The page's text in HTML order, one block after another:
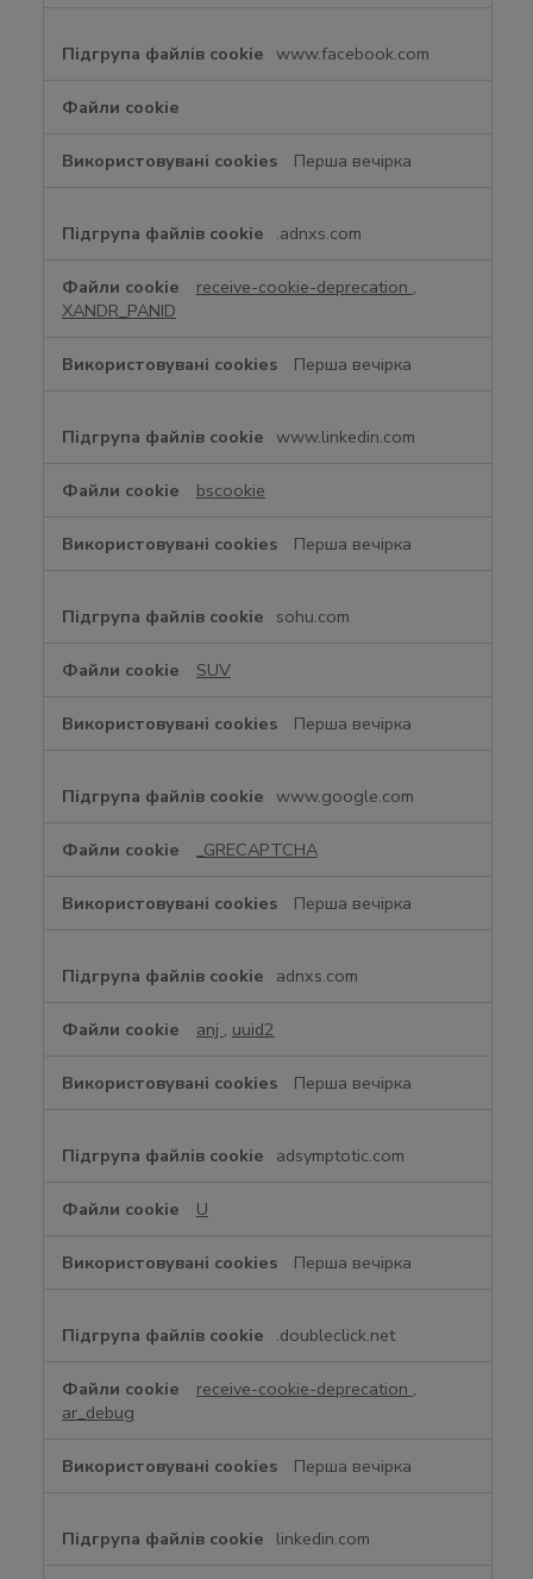
www.facebook.com
Перша вечірка
.adnxs.com
receive-cookie-deprecation ,
XANDR_PANID
Перша вечірка
www.linkedin.com
bscookie
Перша вечірка
sohu.com
SUV
Перша вечірка
www.google.com
_GRECAPTCHA
Перша вечірка
adnxs.com
anj , uuid2
Перша вечірка
adsymptotic.com
U
Перша вечірка
.doubleclick.net
receive-cookie-deprecation ,
ar_debug
Перша вечірка
linkedin.com